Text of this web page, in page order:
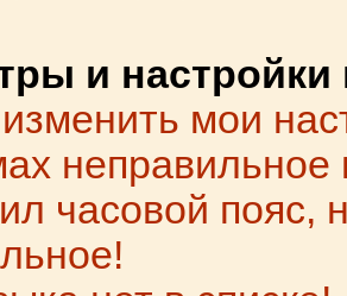
и настройки
мои
неправильное
часовой пояс,